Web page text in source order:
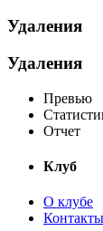
Удаления
Удаления
Превью
Отчет
Клуб
О клубе
Контакты